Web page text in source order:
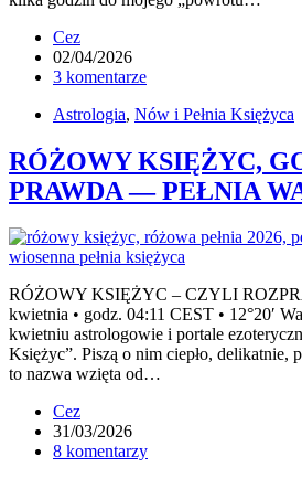
Cez
02/04/2026
3 komentarze
Astrologia, Nów i Pełnia Księżyca
RÓŻOWY KSIĘŻYC,
PRAWDA — PEŁNIA
RÓŻOWY KSIĘŻYC – CZYLI
kwietnia • godz. 04:11 CEST • 12°20′
kwietniu astrologowie i portale
Księżyc”. Piszą o nim ciepło, delikatnie,
to nazwa wzięta od…
Cez
31/03/2026
8 komentarzy